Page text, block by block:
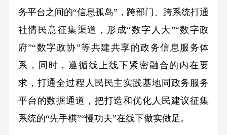
务平台之间的“信息孤岛”，跨部门、跨系统打通
社情民意征集渠道，形成“数字人大”“数字政
府”“数字政协”等共建共享的政务信息服务体
系，同时，遵循线上线下紧密融合的内在要
求，打通全过程人民民主实践基地同政务服务
平台的数据通道，把打造和优化人民建议征集
系统的“先手棋”“慢功夫”在线下做实做足。